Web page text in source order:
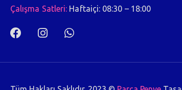
Çalışma Satleri: Haftaiçi: 08:30 – 18:00